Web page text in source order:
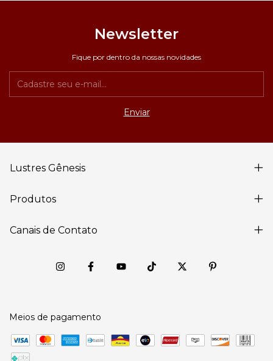
Newsletter
Fique por dentro da nossas novidades
Lustres Gênesis
Produtos
Canais de Contato
Meios de pagamento